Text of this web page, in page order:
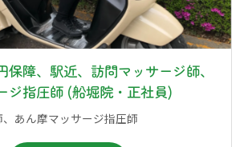
保障、駅近、訪問マッサージ師、
ジ指圧師 (船堀院・正社員)
あん摩マッサージ指圧師